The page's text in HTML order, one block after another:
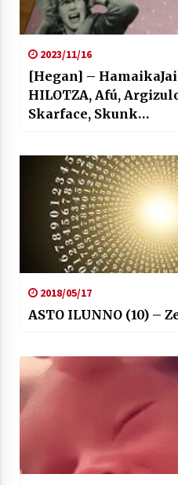
2023/11/16
[Hegan] – HamaikaJai
HILOTZA, Afú,
Skarface, Skunk…
2018/05/17
ASTO ILUNNO (10) –